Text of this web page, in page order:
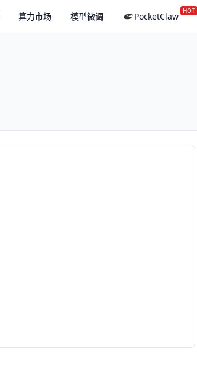
算力市场 模型微调 PocketClaw HOT